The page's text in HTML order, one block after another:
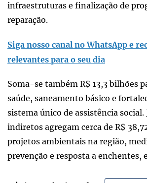
infraestruturas e finalização de
reparação.
Siga nosso canal no WhatsApp e
relevantes para o seu dia
Soma-se também R$ 13,3 bilhões
saúde, saneamento básico e
sistema único de assistência social.
indiretos agregam cerca de R$
projetos ambientais na região,
prevenção e resposta a enchentes,